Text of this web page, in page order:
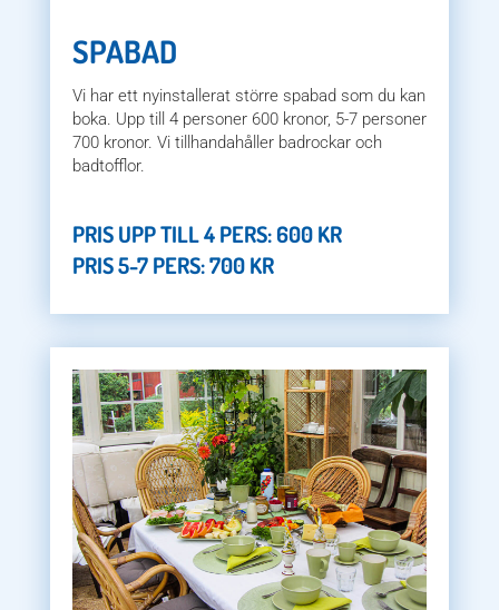
SPABAD
Vi har ett nyinstallerat större spabad som du kan
boka. Upp till 4 personer 600 kronor, 5-7 personer
700 kronor. Vi tillhandahåller badrockar och
badtofflor.
PRIS UPP TILL 4 PERS: 600 KR
PRIS 5-7 PERS: 700 KR